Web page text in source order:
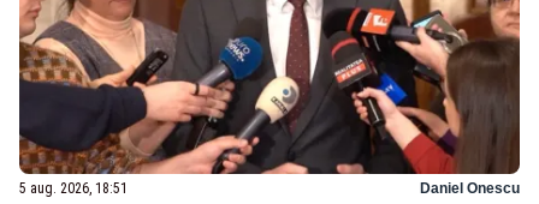
5 aug. 2026, 18:51 Daniel Onescu